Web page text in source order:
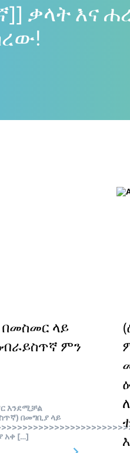
ቃላት እና
ላይ
ምን
እንደሚቻል
በመግቢያ ላይ
አቀ […]